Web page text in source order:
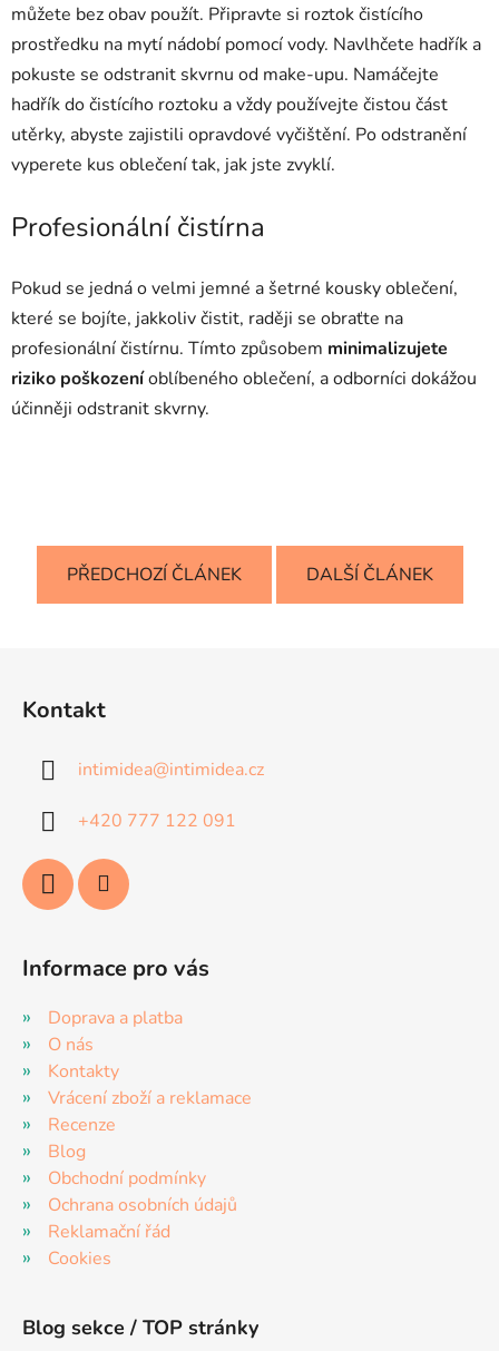
můžete bez obav použít. Připravte si roztok čistícího
prostředku na mytí nádobí pomocí vody. Navlhčete hadřík a
pokuste se odstranit skvrnu od make-upu. Namáčejte
hadřík do čistícího roztoku a vždy používejte čistou část
utěrky, abyste zajistili opravdové vyčištění. Po odstranění
vyperete kus oblečení tak, jak jste zvyklí.
Profesionální čistírna
Pokud se jedná o velmi jemné a šetrné kousky oblečení,
které se bojíte, jakkoliv čistit, raději se obraťte na
profesionální čistírnu. Tímto způsobem minimalizujete
riziko poškozeníoblíbeného oblečení, a odborníci dokážou
účinněji odstranit skvrny.
PŘEDCHOZÍ ČLÁNEK DALŠÍ ČLÁNEK
Kontakt
intimidea@intimidea.cz
+420 777 122 091
Informace pro vás
Doprava a platba
O nás
Kontakty
Vrácení zboží a reklamace
Recenze
Blog
Obchodní podmínky
Ochrana osobních údajů
Reklamační řád
Cookies
Blog sekce / TOP stránky